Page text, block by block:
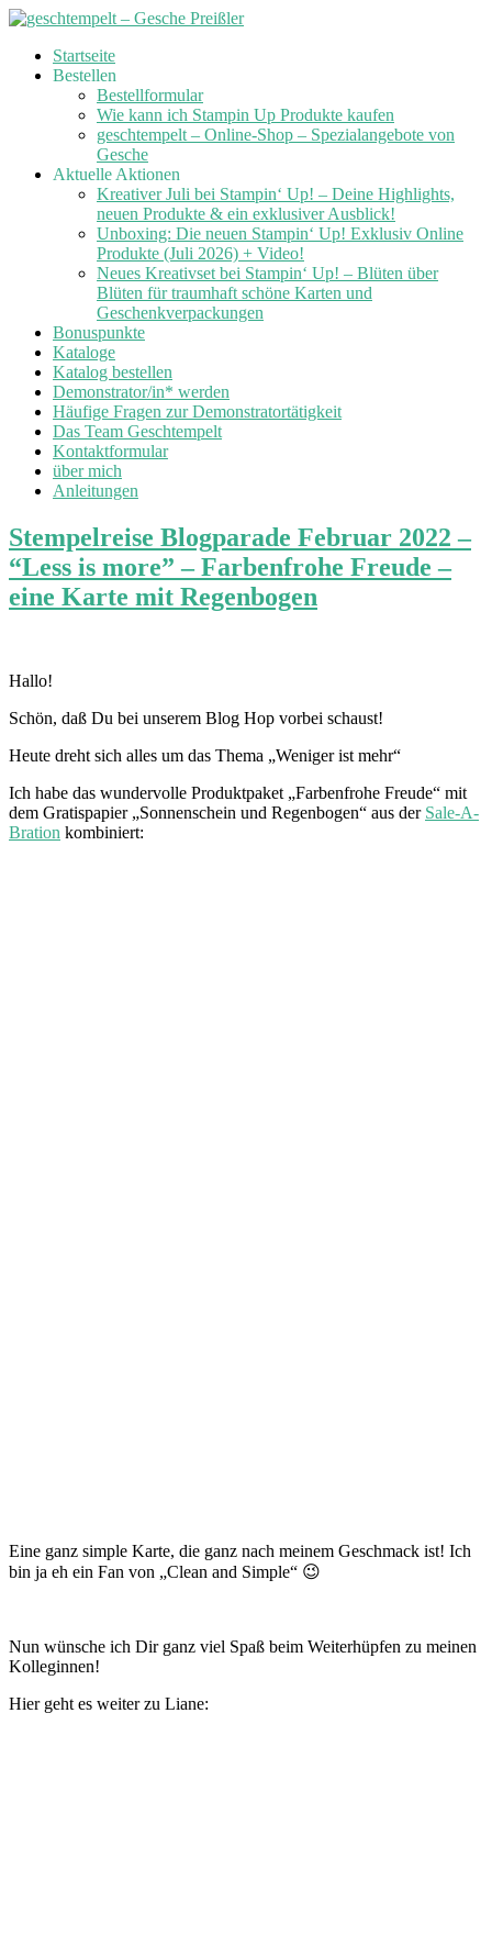
Skip
Startseite
Bestellen
Bestellformular
Wie kann ich Stampin Up Produkte kaufen
geschtempelt – Online-Shop – Spezialangebote von
Gesche
Aktuelle Aktionen
Kreativer Juli bei Stampin‘ Up! – Deine Highlights,
neuen Produkte & ein exklusiver Ausblick!
Unboxing: Die neuen Stampin‘ Up! Exklusiv Online
Produkte (Juli 2026) + Video!
Neues Kreativset bei Stampin‘ Up! – Blüten über
Blüten für traumhaft schöne Karten und
Geschenkverpackungen
Bonuspunkte
Kataloge
Katalog bestellen
Demonstrator/in* werden
Häufige Fragen zur Demonstratortätigkeit
Das Team Geschtempelt
Kontaktformular
über mich
Anleitungen
Stempelreise Blogparade Februar 2022 –
“Less is more” – Farbenfrohe Freude –
eine Karte mit Regenbogen
Hallo!
Schön, daß Du bei unserem Blog Hop vorbei schaust!
Heute dreht sich alles um das Thema „Weniger ist mehr“
Ich habe das wundervolle Produktpaket „Farbenfrohe Freude“ mit
dem Gratispapier „Sonnenschein und Regenbogen“ aus der Sale-A-
Bration kombiniert:
Eine ganz simple Karte, die ganz nach meinem Geschmack ist! Ich
bin ja eh ein Fan von „Clean and Simple“ 😉
Nun wünsche ich Dir ganz viel Spaß beim Weiterhüpfen zu meinen
Kolleginnen!
Hier geht es weiter zu Liane: